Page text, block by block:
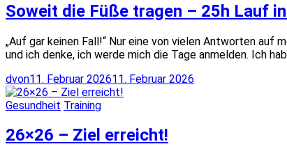
Soweit die Füße tragen – 25h Lauf
„Auf gar keinen Fall!“ Nur eine von vielen Antworten auf
und ich denke, ich werde mich die Tage anmelden. Ich
dvon11. Februar 202611. Februar 2026
Gesundheit Training
26×26 – Ziel erreicht!